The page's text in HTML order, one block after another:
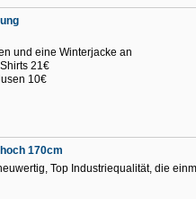
und eine Winterjacke an
21€
10€
170cm
Top Industriequalität, die